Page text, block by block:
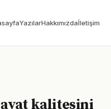
YazılarHakkımızdaİletişim
kalitesini